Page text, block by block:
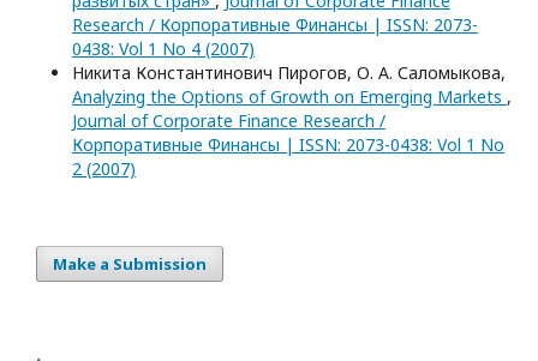
Research / Корпоративные Финансы | ISSN: 2073-
0438: Vol 1 No 4 (2007)
Никита Константинович Пирогов, О. А. Саломыкова,
Analyzing the Options of Growth on Emerging Markets ,
Journal of Corporate Finance Research /
Корпоративные Финансы | ISSN: 2073-0438: Vol 1 No
2 (2007)
Make a Submission